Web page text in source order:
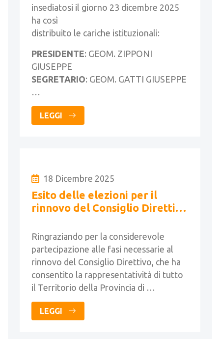
insediatosi il giorno 23 dicembre 2025
ha così
distribuito le cariche istituzionali:
PRESIDENTE: GEOM. ZIPPONI
GIUSEPPE
SEGRETARIO: GEOM. GATTI GIUSEPPE
…
LEGGI
18 Dicembre 2025
Esito delle elezioni per il
rinnovo del Consiglio Direttivo
Ringraziando per la considerevole
partecipazione alle fasi necessarie al
rinnovo del Consiglio Direttivo, che ha
consentito la rappresentatività di tutto
il Territorio della Provincia di …
LEGGI